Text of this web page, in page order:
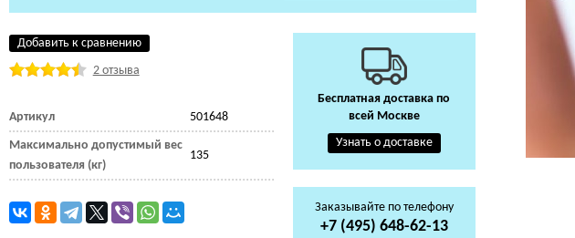
Добавить к сравнению
2 отзыва
Артикул 501648
Максимально допустимый вес
пользователя (кг)
135
Бесплатная доставка по
всей Москве
Узнать о доставке
Заказывайте по телефону
+7 (495) 648-62-13